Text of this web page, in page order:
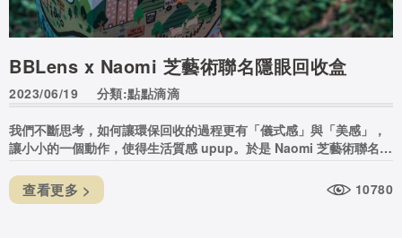
BBLens x Naomi 芝藝術聯名隱眼回收盒
2023/06/19 分類:點點滴滴
我們不斷思考，如何讓環保回收的過程更有「儀式感」與「美感」，
讓小小的一個動作，使得生活質感 upup。於是 Naomi 芝藝術聯名隱
查看更多 > 10780